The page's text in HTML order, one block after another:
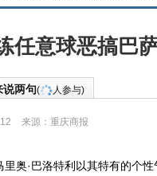
任意球恶搞巴
说两句( 人参与)
来源： 重庆商报
奥·巴洛特利以其特有的个性